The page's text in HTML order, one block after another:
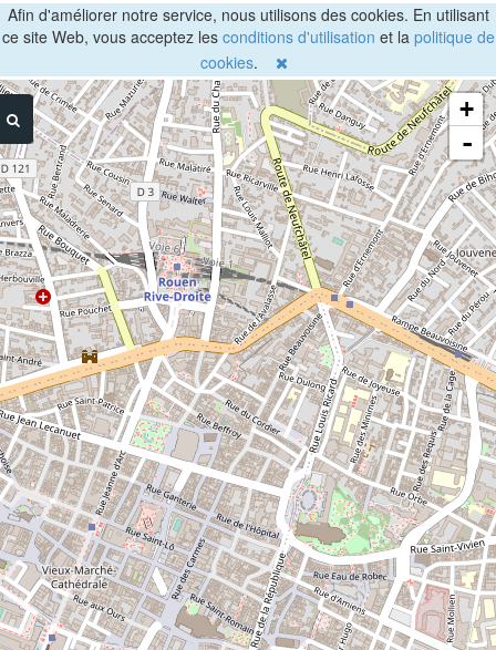
Afin d'améliorer notre service, nous utilisons des cookies. En utilisant
ce site Web, vous acceptez les conditions d'utilisation et la politique de
cookies.
+
-